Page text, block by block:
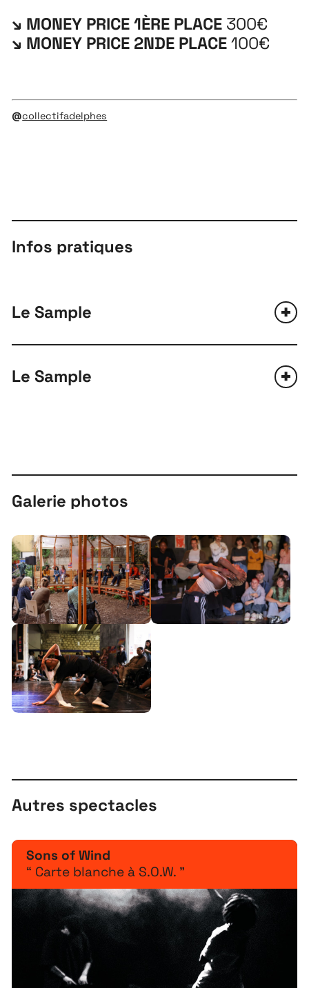
Projets
Contact
Recrutement
↘ MONEY PRICE 1ÈRE PLACE 300€
↘ MONEY PRICE 2NDE PLACE100€
@collectifadelphes
Infos pratiques
Le Sample
Le Sample
Galerie photos
Autres spectacles
Sons of Wind
“ Carte blanche à S.O.W. ”